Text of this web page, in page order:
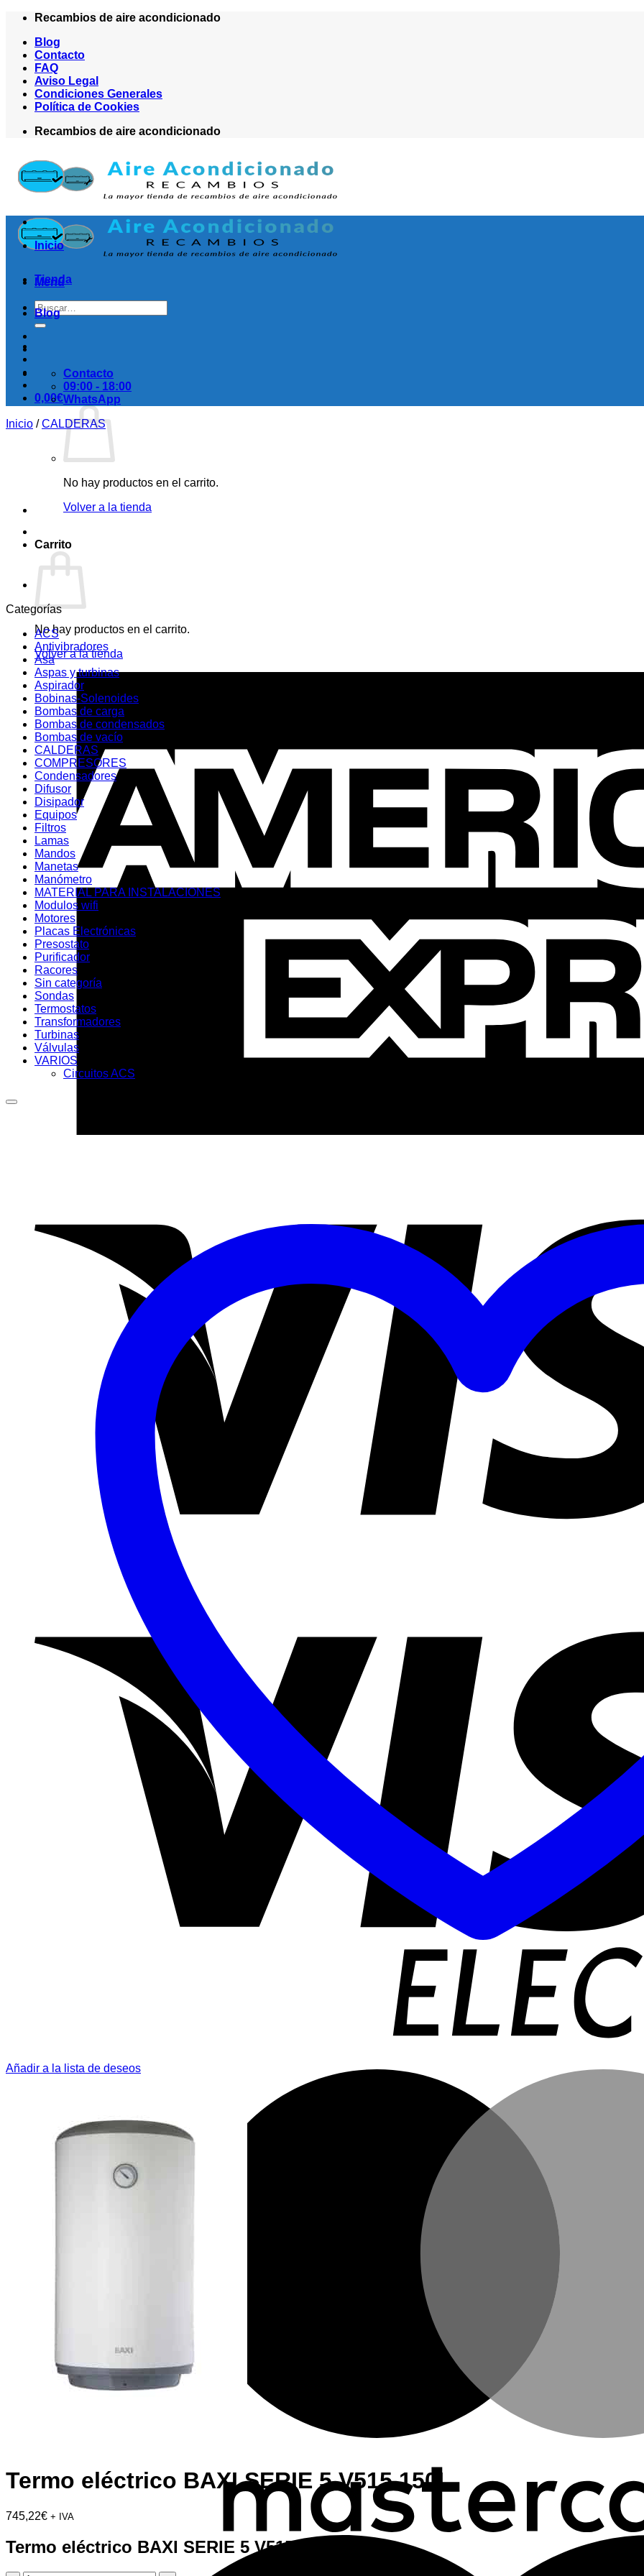
Saltar
contenido
Recambios de aire acondicionado
Blog
Contacto
FAQ
Aviso Legal
Condiciones Generales
Política de Cookies
Recambios de aire acondicionado
Menú
Buscar
por:
0,00€
No hay productos en el carrito.
Volver a la tienda
Carrito
No hay productos en el carrito.
Volver a la tienda
Inicio
Tienda
Blog
Contacto
09:00 - 18:00
WhatsApp
Inicio / CALDERAS
Categorías
ACS
Antivibradores
Asa
Aspas y turbinas
Aspirador
Bobinas-Solenoides
Bombas de carga
Bombas de condensados
Bombas de vacío
CALDERAS
COMPRESORES
Condensadores
Difusor
Disipador
Equipos
Filtros
Lamas
Mandos
Manetas
Manómetro
MATERIAL PARA INSTALACIONES
Modulos wifi
Motores
Placas Electrónicas
Presostato
Purificador
Racores
Sin categoría
Sondas
Termostatos
Transformadores
Turbinas
Válvulas
VARIOS
Circuitos ACS
Añadir a la lista de deseos
Termo eléctrico BAXI SERIE 5 V515 150L
745,22€ + IVA
Termo eléctrico BAXI SERIE 5 V515 150L